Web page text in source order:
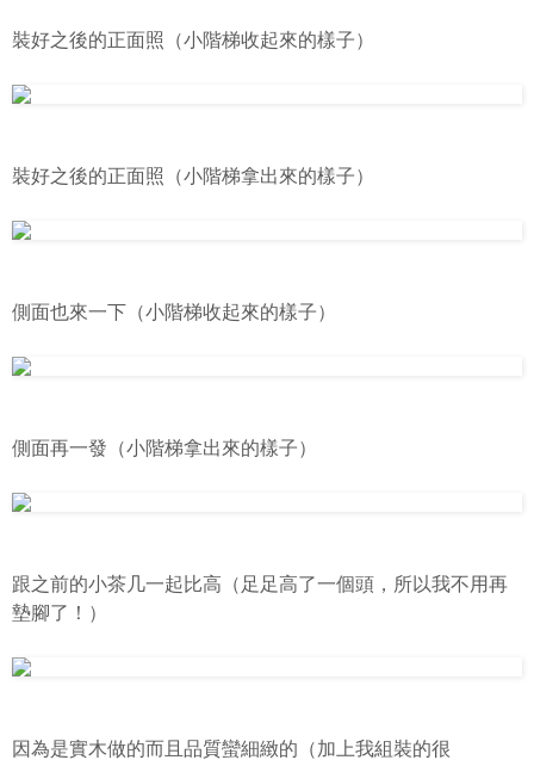
裝好之後的正面照（小階梯收起來的樣子）
裝好之後的正面照（小階梯拿出來的樣子）
側面也來一下（小階梯收起來的樣子）
側面再一發（小階梯拿出來的樣子）
跟之前的小茶几一起比高（足足高了一個頭，所以我不用再
墊腳了！）
因為是實木做的而且品質蠻細緻的（加上我組裝的很